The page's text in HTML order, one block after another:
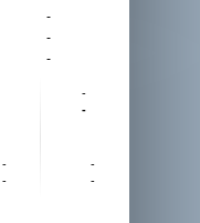
-
-
-
-
-
-
-
-
-